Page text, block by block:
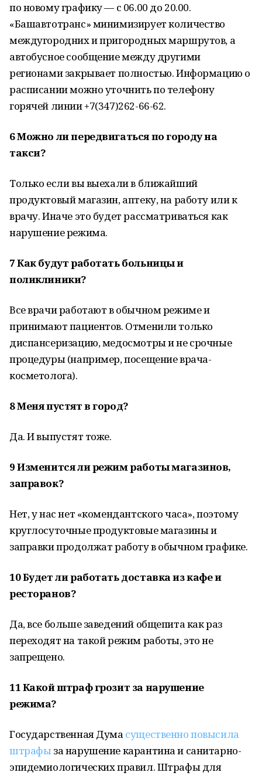
по новому графику — с 06.00 до 20.00.
«Башавтотранс» минимизирует количество
междугородних и пригородных маршрутов, а
автобусное сообщение между другими
регионами закрывает полностью. Информацию о
расписании можно уточнить по телефону
горячей линии +7(347)262-66-62.
6Можно ли передвигаться по городу на
такси?
Только если вы выехали в ближайший
продуктовый магазин, аптеку, на работу или к
врачу. Иначе это будет рассматриваться как
нарушение режима.
7Как будут работать больницы и
поликлиники?
Все врачи работают в обычном режиме и
принимают пациентов. Отменили только
диспансеризацию, медосмотры и не срочные
процедуры (например, посещение врача-
косметолога).
8Меня пустят в город?
Да. И выпустят тоже.
9Изменится ли режим работы магазинов,
заправок?
Нет, у нас нет «комендантского часа», поэтому
круглосуточные продуктовые магазины и
заправки продолжат работу в обычном графике.
10Будет ли работать доставка из кафе и
ресторанов?
Да, все больше заведений общепита как раз
переходят на такой режим работы, это не
запрещено.
11Какой штраф грозит за нарушение
режима?
Государственная Дума существенно повысила
штрафы за нарушение карантина и санитарно-
эпидемиологических правил. Штрафы для